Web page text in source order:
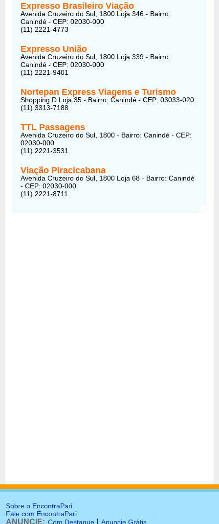
Expresso Brasileiro Viação
Avenida Cruzeiro do Sul, 1800 Loja 346 - Bairro:
Canindé - CEP: 02030-000
(11) 2221-4773
Expresso União
Avenida Cruzeiro do Sul, 1800 Loja 339 - Bairro:
Canindé - CEP: 02030-000
(11) 2221-9401
Nortepan Express Viagens e Turismo
Shopping D Loja 35 - Bairro: Canindé - CEP: 03033-020
(11) 3313-7188
TTL Passagens
Avenida Cruzeiro do Sul, 1800 - Bairro: Canindé - CEP:
02030-000
(11) 2221-3531
Viação Piracicabana
Avenida Cruzeiro do Sul, 1800 Loja 68 - Bairro: Canindé
- CEP: 02030-000
(11) 2221-8711
Sobre o EncontraPari
Fale com EncontraPari
ANUNCIE: Com Destaque Anuncie Grátis